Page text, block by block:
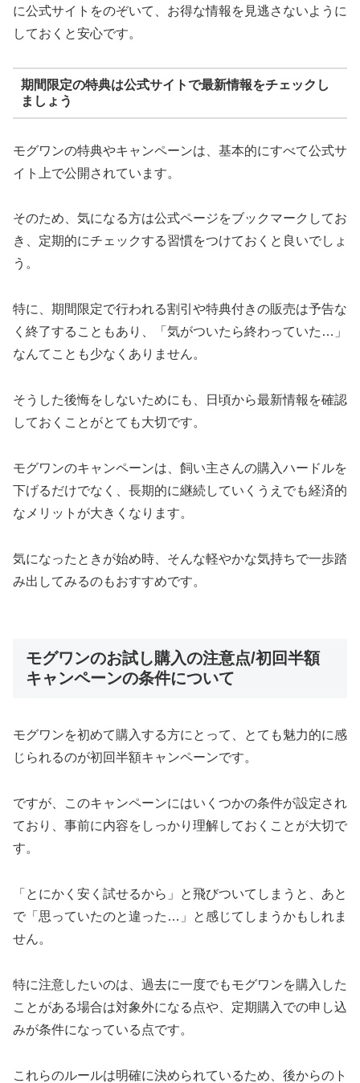
に公式サイトをのぞいて、お得な情報を見逃さないように
しておくと安心です。
期間限定の特典は公式サイトで最新情報をチェックし
ましょう
モグワンの特典やキャンペーンは、基本的にすべて公式サ
イト上で公開されています。
そのため、気になる方は公式ページをブックマークしてお
き、定期的にチェックする習慣をつけておくと良いでしょ
う。
特に、期間限定で行われる割引や特典付きの販売は予告な
く終了することもあり、「気がついたら終わっていた…」
なんてことも少なくありません。
そうした後悔をしないためにも、日頃から最新情報を確認
しておくことがとても大切です。
モグワンのキャンペーンは、飼い主さんの購入ハードルを
下げるだけでなく、長期的に継続していくうえでも経済的
なメリットが大きくなります。
気になったときが始め時、そんな軽やかな気持ちで一歩踏
み出してみるのもおすすめです。
モグワンのお試し購入の注意点/初回半額
キャンペーンの条件について
モグワンを初めて購入する方にとって、とても魅力的に感
じられるのが初回半額キャンペーンです。
ですが、このキャンペーンにはいくつかの条件が設定され
ており、事前に内容をしっかり理解しておくことが大切で
す。
「とにかく安く試せるから」と飛びついてしまうと、あと
で「思っていたのと違った…」と感じてしまうかもしれま
せん。
特に注意したいのは、過去に一度でもモグワンを購入した
ことがある場合は対象外になる点や、定期購入での申し込
みが条件になっている点です。
これらのルールは明確に決められているため、後からのト